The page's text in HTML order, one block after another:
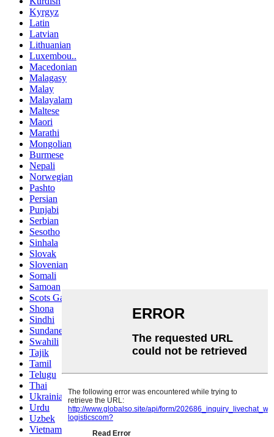
Kyrgyz
Latin
Latvian
Lithuanian
Luxembou..
Macedonian
Malagasy
Malay
Malayalam
Maltese
Maori
Marathi
Mongolian
Burmese
Nepali
Norwegian
Pashto
Persian
Punjabi
Serbian
Sesotho
Sinhala
Slovak
Slovenian
Somali
Samoan
Scots Gaelic
Shona
Sindhi
Sundanese
Swahili
Tajik
Tamil
Telugu
Thai
Ukrainian
Urdu
Uzbek
Vietnamese